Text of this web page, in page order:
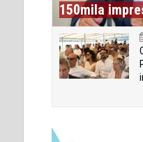
150mila